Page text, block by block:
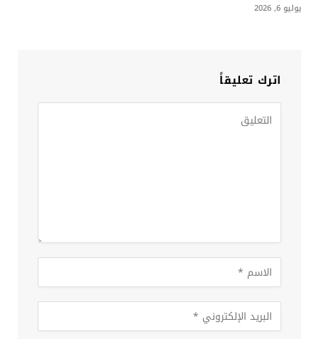
يوليو 6, 2026
اترك تعليقاً